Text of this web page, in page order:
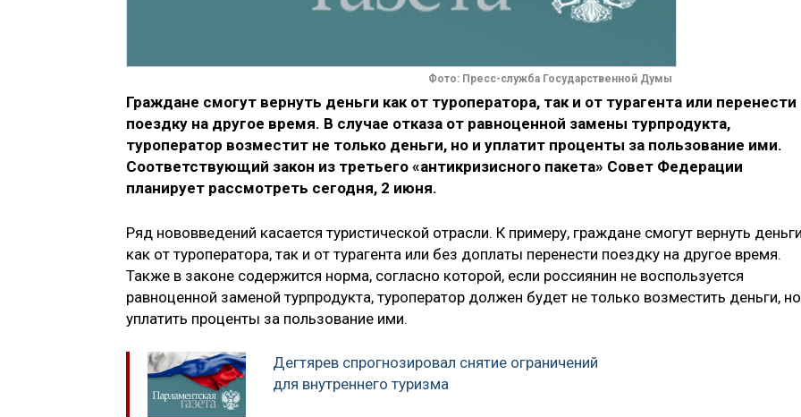
Фото: Пресс-служба Государственной Думы
Граждане смогут вернуть деньги как от туроператора, так и от турагента или перенести
поездку на другое время. В случае отказа от равноценной замены турпродукта,
туроператор возместит не только деньги, но и уплатит проценты за пользование ими.
Соответствующий закон из третьего «антикризисного пакета» Совет Федерации
планирует рассмотреть сегодня, 2 июня.
Ряд нововведений касается туристической отрасли. К примеру, граждане смогут вернуть
как от туроператора, так и от турагента или без доплаты перенести поездку на другое время.
Также в законе содержится норма, согласно которой, если россиянин не воспользуется
равноценной заменой турпродукта, туроператор должен будет не только возместить деньги,
уплатить проценты за пользование ими.
Дегтярев спрогнозировал снятие ограничений
для внутреннего туризма